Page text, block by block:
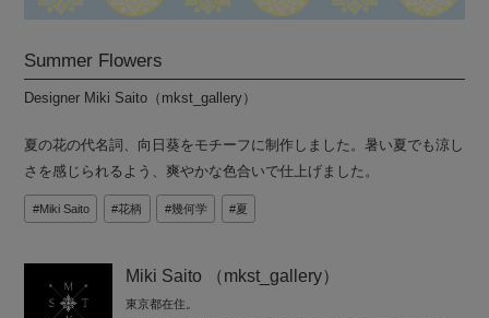
Summer Flowers
Designer Miki Saito（mkst_gallery）
夏の花の代名詞、向日葵をモチーフに制作しました。暑い夏でも涼し
さを感じられるよう、爽やかな色合いで仕上げました。
Miki Saito 花柄 幾何学 夏
Miki Saito （mkst_gallery）
東京都在住。